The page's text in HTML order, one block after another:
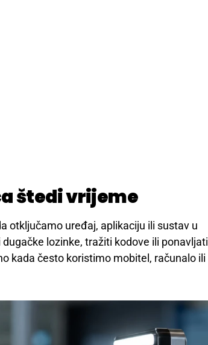
štedi vrijeme
otključamo uređaj, aplikaciju ili sustav u
lozinke, tražiti kodove ili ponavljati
kada često koristimo mobitel, računalo ili